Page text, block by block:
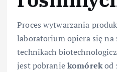
Proces wytwarzania
laboratorium opiera się na
technikach
jest pobraniekomórekod